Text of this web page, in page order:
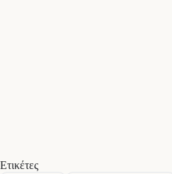
Ετικέτες